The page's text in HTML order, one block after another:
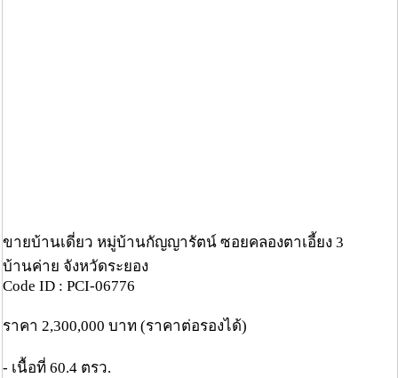
ขายบ้านเดี่ยว หมู่บ้านกัญญารัตน์ ซอยคลองตาเอี้ยง 3
บ้านค่าย จังหวัดระยอง
Code ID : PCI-06776
ราคา 2,300,000 บาท (ราคาต่อรองได้)
- เนื้อที่ 60.4 ตรว.